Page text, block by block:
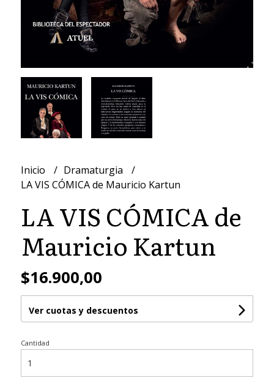
Inicio
Dramaturgia
LA VIS CÓMICA de Mauricio Kartun
LA VIS CÓMICA de
Mauricio Kartun
$16.900,00
Ver cuotas y descuentos
Cantidad